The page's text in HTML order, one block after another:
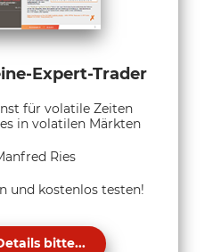
Expert-Trader
für volatile Zeiten
in volatilen Märkten
Ries
und kostenlos testen!
bitte...